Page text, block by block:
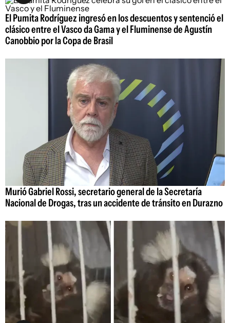
El Pumita Rodríguez ingresó en los descuentos y sentenció el
clásico entre el Vasco da Gama y el Fluminense de Agustín
Canobbio por la Copa de Brasil
Murió Gabriel Rossi, secretario general de la Secretaría
Nacional de Drogas, tras un accidente de tránsito en Durazno